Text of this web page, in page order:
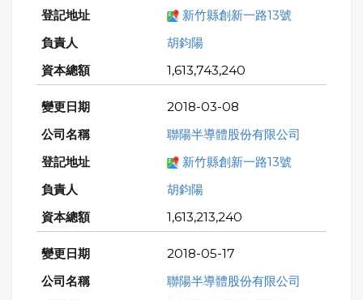
新竹縣創新一路13號
胡鈞陽
1,613,743,240
2018-03-08
聯陽半導體股份有限公司
新竹縣創新一路13號
胡鈞陽
1,613,213,240
2018-05-17
聯陽半導體股份有限公司